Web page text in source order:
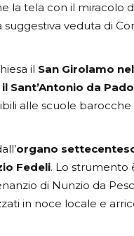
la tela con il miracolo
veduta di
il San Girolamo
Sant’Antonio da
alle scuole
organo
Fedeli. Lo strumento
di Nunzio da
in noce locale e